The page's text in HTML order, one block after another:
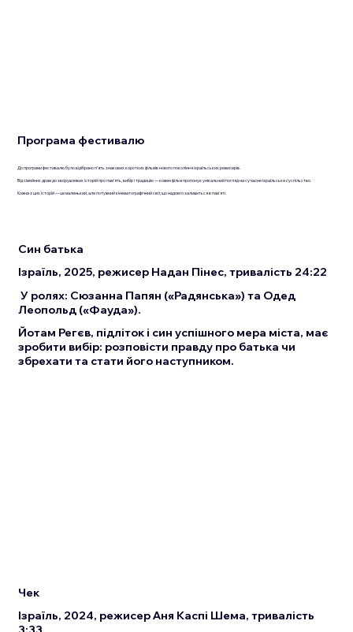
Програма фестивалю
До програми фестивалю було відібрано п’ять знакових коротких фільмів нового покоління ізраїльських режисерів.
Від сімейних драм до зворушливих історій про пам’ять, вибір і традицію — кожен фільм пропонує унікальний погляд на сучасне ізраїльське суспільство.
Кожна з цих історій — це маленький, але потужний кінематографічний світ, що надовго залишиться в пам’яті.
Син батька
Ізраїль, 2025, режисер Надан Пінес, тривалість 24:22
У ролях: Сюзанна Папян («Радянська») та Одед
Леопольд («Фауда»).
Йотам Регєв, підліток і син успішного мера міста, має
зробити вибір: розповісти правду про батька чи
збрехати та стати його наступником.
Чек
Ізраїль, 2024, режисер Аня Каспі Шема, тривалість